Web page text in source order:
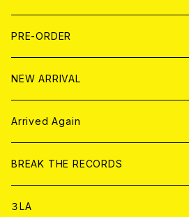
LP
HOOD
T-shirt
HOOD
BOLLOCKS
EL ZINE
写真集 (PHOTOBOOK)
CD
アナログ
アパレル
書籍
DIGITAL CONTENTS
PRE-ORDER
NEW ARRIVAL
CD
アナログ
Arrived Again
CD
アナログ
BREAK THE RECORDS
CD
３LA